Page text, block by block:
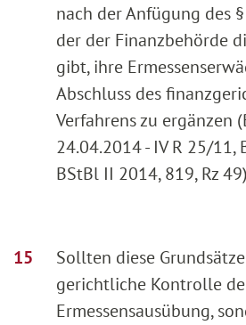
nach der Anfügung des
der der Finanzbehörde
gibt, ihre
Abschluss des
Verfahrens zu ergänzen
24.04.2014 - IV R 25/11,
BStBl II 2014, 819, Rz
Sollten diese
gerichtliche Kontrolle
Ermessensausübung,